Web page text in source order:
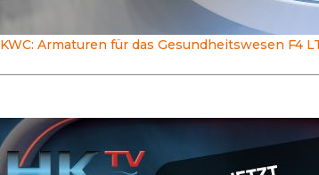
KWC: Armaturen für das Gesundheitswesen F4